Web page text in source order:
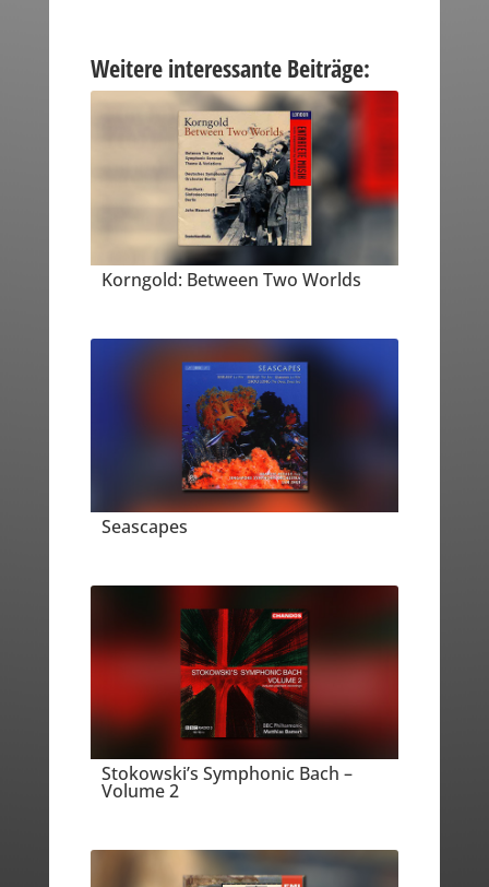
Weitere interessante Beiträge:
Korngold: Between Two Worlds
Seascapes
Stokowski’s Symphonic Bach –
Volume 2